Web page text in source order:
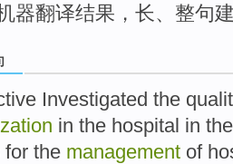
器翻译结果，长、整句
Investigated the
in the hospital in
for the management of